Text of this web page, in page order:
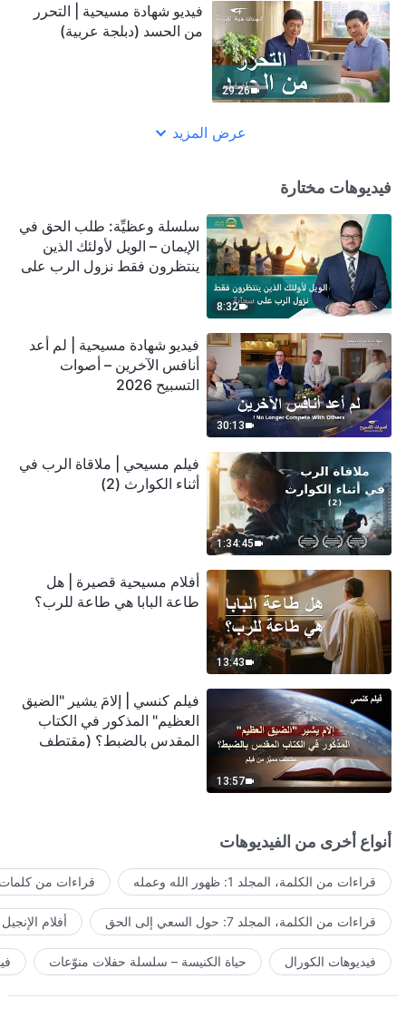
29:26
فيديو شهادة مسيحية | التحرر
من الحسد (دبلجة عربية)
عرض المزيد
فيديوهات مختارة
8:32
سلسلة وعظيِّة: طلب الحق في
الإيمان – الويل لأولئك الذين
ينتظرون فقط نزول الرب على
30:13
فيديو شهادة مسيحية | لم أعد
أنافس الآخرين – أصوات
التسبيح 2026
1:34:45
فيلم مسيحي | ملاقاة الرب في
أثناء الكوارث (2)
13:43
أفلام مسيحية قصيرة | هل
طاعة البابا هي طاعة للرب؟
13:57
فيلم كنسي | إلامَ يشير "الضيق
العظيم" المذكور في الكتاب
المقدس بالضبط؟ (مقتطف
أنواع أخرى من الفيديوهات
قراءات من الكلمة، المجلد 1: ظهور الله وعمله قراءات من كلمات
قراءات من الكلمة، المجلد 7: حول السعي إلى الحق أفلام الإنجيل
فيديوهات الكورال حياة الكنيسة – سلسلة حفلات منوّعات